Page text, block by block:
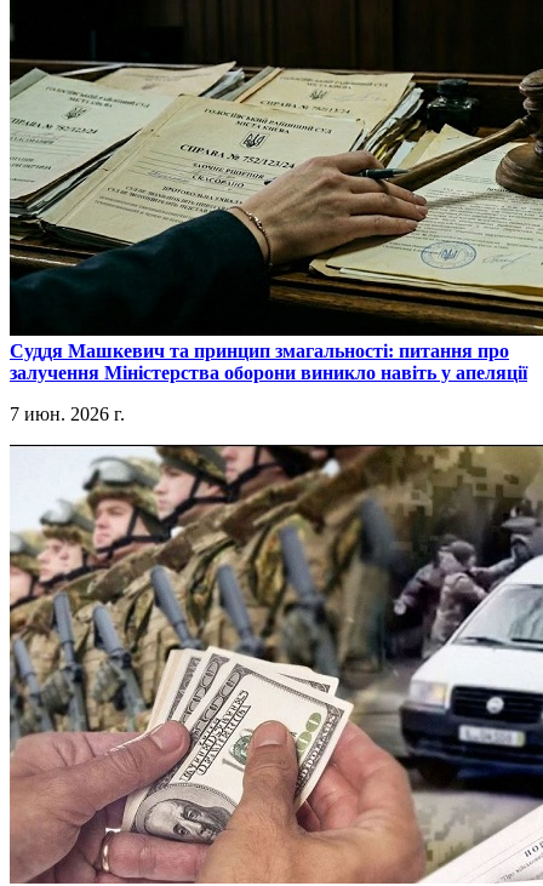
​Суддя Машкевич та принцип змагальності: питання про
залучення Міністерства оборони виникло навіть у апеляції
7 июн. 2026 г.